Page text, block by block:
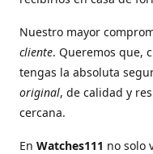
Nuestro mayor
cliente. Queremos que,
tengas la absoluta
original, de calidad y
cercana.
En Watches111 no solo